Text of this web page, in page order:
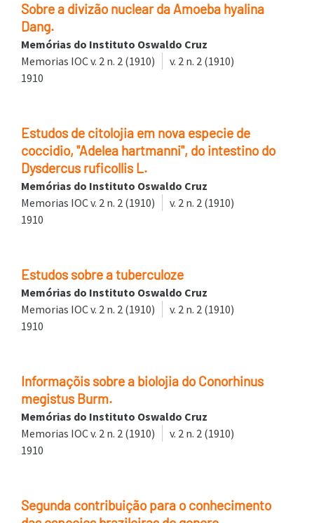
Sobre a divizão nuclear da Amoeba hyalina
Dang.
Memórias do Instituto Oswaldo Cruz
Memorias IOC v. 2 n. 2 (1910)
v. 2 n. 2 (1910)
1910
Estudos de citolojia em nova especie de
coccidio, "Adelea hartmanni", do intestino do
Dysdercus ruficollis L.
Memórias do Instituto Oswaldo Cruz
Memorias IOC v. 2 n. 2 (1910)
v. 2 n. 2 (1910)
1910
Estudos sobre a tuberculoze
Memórias do Instituto Oswaldo Cruz
Memorias IOC v. 2 n. 2 (1910)
v. 2 n. 2 (1910)
1910
Informaçõis sobre a biolojia do Conorhinus
megistus Burm.
Memórias do Instituto Oswaldo Cruz
Memorias IOC v. 2 n. 2 (1910)
v. 2 n. 2 (1910)
1910
Segunda contribuição para o conhecimento